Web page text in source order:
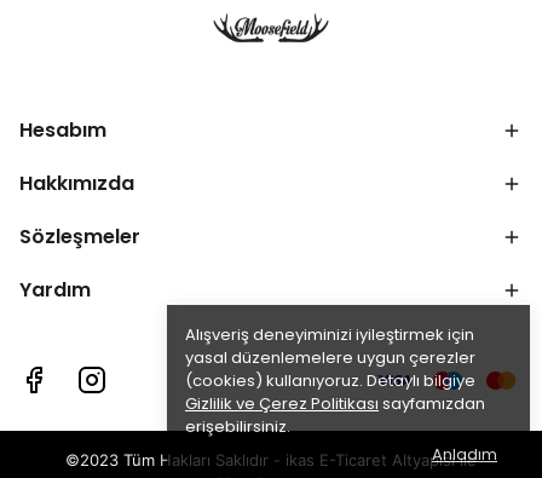
Alışveriş deneyiminizi iyileştirmek için
yasal düzenlemelere uygun çerezler
(cookies) kullanıyoruz. Detaylı bilgiye
Gizlilik ve Çerez Politikası sayfamızdan
erişebilirsiniz.
Anladım
Hesabım
Hakkımızda
Sözleşmeler
Yardım
©2023 Tüm Hakları Saklıdır - ikas E-Ticaret Altyapısı ile